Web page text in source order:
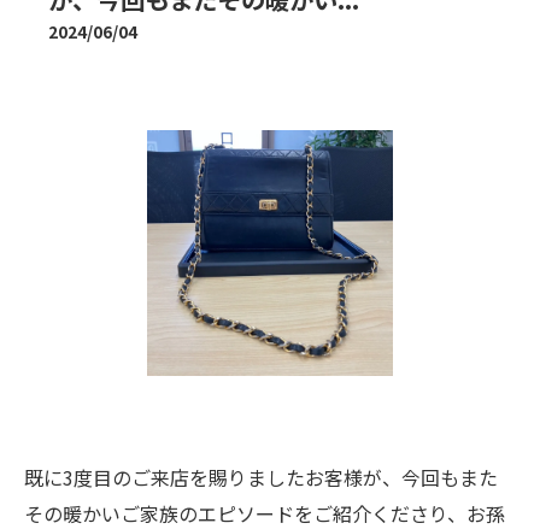
2024/06/04
既に3度目のご来店を賜りましたお客様が、今回もまた
その暖かいご家族のエピソードをご紹介くださり、お孫